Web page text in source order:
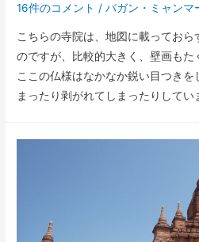
16件のコメント /バガン ・ ミャンマ
こちらの寺院は、地図に載ってお
のですが、比較的大きく、壁画もた
ここの仏様はなかなか鋭い目つき
まったり剥がれてしまったりして